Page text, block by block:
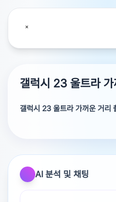
갤럭시 23 울트라
갤럭시 23 울트라 가꺼운 거리
로 촬영할 수 있는데, 질문님께
학 10배줌 범위에서 촬영하면 됩
AI 분석 및 채팅